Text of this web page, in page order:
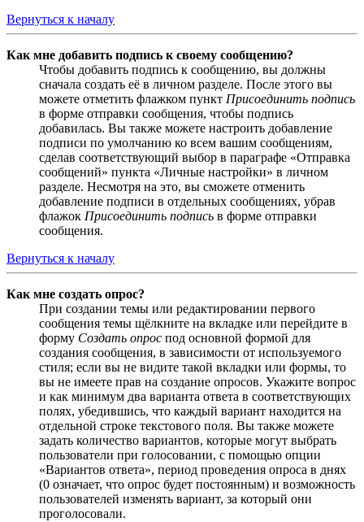
Вернуться к началу
Как мне добавить подпись к своему сообщению?
Чтобы добавить подпись к сообщению, вы должны
сначала создать её в личном разделе. После этого вы
можете отметить флажком пункт Присоединить подпись
в форме отправки сообщения, чтобы подпись
добавилась. Вы также можете настроить добавление
подписи по умолчанию ко всем вашим сообщениям,
сделав соответствующий выбор в параграфе «Отправка
сообщений» пункта «Личные настройки» в личном
разделе. Несмотря на это, вы сможете отменить
добавление подписи в отдельных сообщениях, убрав
флажок Присоединить подпись в форме отправки
сообщения.
Вернуться к началу
Как мне создать опрос?
При создании темы или редактировании первого
сообщения темы щёлкните на вкладке или перейдите в
форму Создать опрос под основной формой для
создания сообщения, в зависимости от используемого
стиля; если вы не видите такой вкладки или формы, то
вы не имеете прав на создание опросов. Укажите вопрос
и как минимум два варианта ответа в соответствующих
полях, убедившись, что каждый вариант находится на
отдельной строке текстового поля. Вы также можете
задать количество вариантов, которые могут выбрать
пользователи при голосовании, с помощью опции
«Вариантов ответа», период проведения опроса в днях
(0 означает, что опрос будет постоянным) и возможность
пользователей изменять вариант, за который они
проголосовали.